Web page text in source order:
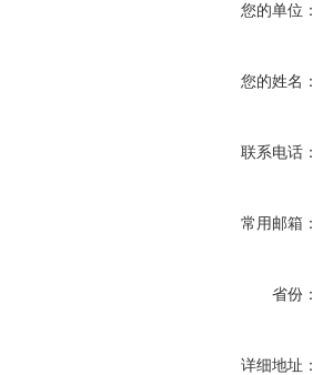
您的单位：
您的姓名：
联系电话：
常用邮箱：
省份：
详细地址：